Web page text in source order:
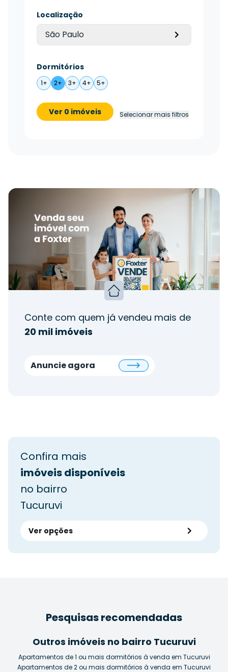
Localização
São Paulo
Dormitórios
1+ 2+ 3+ 4+ 5+
Ver 0 imóveis Selecionar mais filtros
Conte com quem já vendeu mais de
20 mil imóveis
Anuncie agora
Confira mais
imóveis disponíveis
no bairro
Tucuruvi
Ver opções
Pesquisas recomendadas
Outros imóveis no bairro Tucuruvi
Apartamentos de 1 ou mais dormitórios à venda em Tucuruvi
Apartamentos de 2 ou mais dormitórios à venda em Tucuruvi